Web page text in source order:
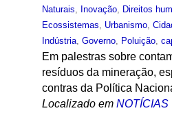
Naturais
Inovação, Direitos
Ecossistemas
Urbanismo,
Indústria, Governo, Poluição,
Em palestras sobre
resíduos da mineração,
contras da Política
Localizado em NOTÍCIAS